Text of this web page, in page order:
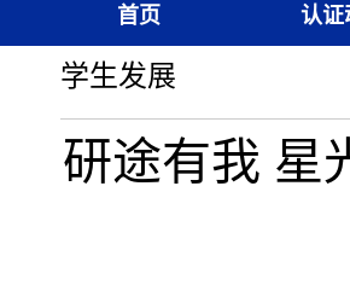
首页 认证
学生发展
研途有我 星